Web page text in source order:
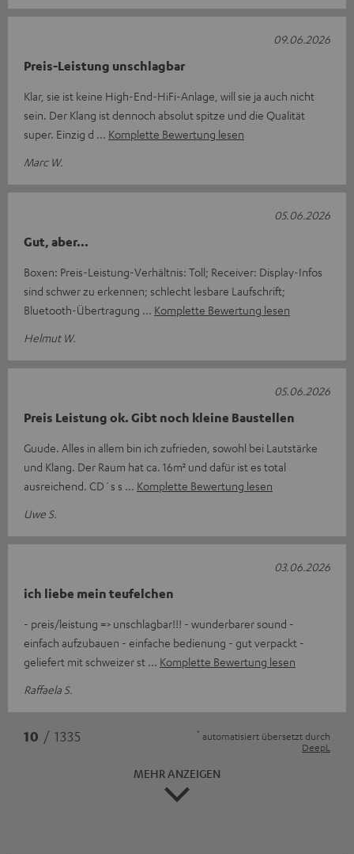
Preis-Leistung unschlagbar
Klar, sie ist keine High-End-HiFi-Anlage, will sie ja auch nicht
sein. Der Klang ist dennoch absolut spitze und die Qualität
super. Einzig d
Komplette Bewertung lesen
Marc W.
09.06.2026
Gut, aber...
Boxen: Preis-Leistung-Verhältnis: Toll; Receiver: Display-Infos
sind schwer zu erkennen; schlecht lesbare Laufschrift;
Bluetooth-Übertragung
Komplette Bewertung lesen
Helmut W.
05.06.2026
Preis Leistung ok. Gibt noch kleine Baustellen
Guude. Alles in allem bin ich zufrieden, sowohl bei Lautstärke
und Klang. Der Raum hat ca. 16m² und dafür ist es total
ausreichend. CD´s s
Komplette Bewertung lesen
Uwe S.
05.06.2026
ich liebe mein teufelchen
- preis/leistung => unschlagbar!!! - wunderbarer sound -
einfach aufzubauen - einfache bedienung - gut verpackt -
geliefert mit schweizer st
Komplette Bewertung lesen
Raffaela S.
03.06.2026
10 / 1335 * automatisiert übersetzt durch
DeepL
MEHR ANZEIGEN